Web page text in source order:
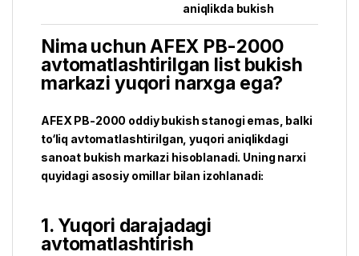
aniqlikda bukish
Nima uchun AFEX PB-2000
avtomatlashtirilgan list bukish
markazi yuqori narxga ega?
AFEX PB-2000 oddiy bukish stanogi emas, balki
to‘liq avtomatlashtirilgan, yuqori aniqlikdagi
sanoat bukish markazi hisoblanadi. Uning narxi
quyidagi asosiy omillar bilan izohlanadi:
1. Yuqori darajadagi
avtomatlashtirish